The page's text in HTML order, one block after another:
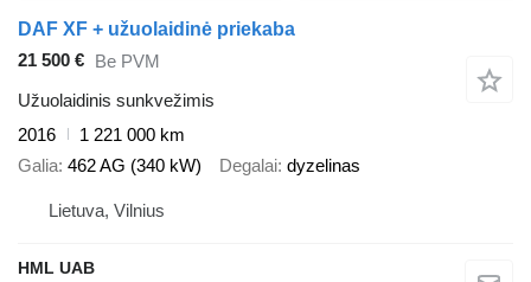
DAF XF + užuolaidinė priekaba
21 500 € Be PVM
Užuolaidinis sunkvežimis
2016
1 221 000 km
Galia 462 AG (340 kW) Degalai dyzelinas
Lietuva, Vilnius
HML UAB